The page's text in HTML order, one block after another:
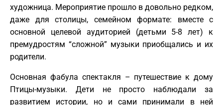
художница. Мероприятие прошло в довольно редком,
даже для столицы, семейном формате: вместе с
основной целевой аудиторией (детьми 5-8 лет) к
премудростям “сложной” музыки приобщались и их
родители.
Основная фабула спектакля – путешествие к дому
Птицы-музыки. Дети не просто наблюдали за
развитием истории, но и сами принимали в ней